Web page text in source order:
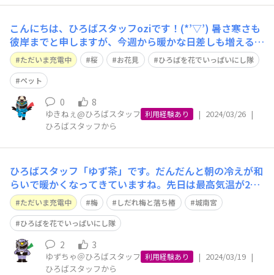
こんにちは、ひろばスタッフoziです！(*’▽’) 暑さ寒さも
彼岸までと申しますが、今週から暖かな日差しも増えるよ
うで、春の訪れを感じるようになりますね♪ ワタシは毎
年、通勤途中にある桜が徐々に咲いていく様子をみると、
今年も春がきたなぁ～と、少しほっこりした気持ちになり
ます(*‘∀‘) み
ただいま充電中 桜 お花見
ひろばを花でいっぱいにし隊
ペット
0 8
ゆきねぇ@ひろばスタッフ 利用経験あり | 2024/03/26 |
ひろばスタッフから
ひろばスタッフ「ゆず茶」です。だんだんと朝の冷えが和
らいで暖かくなってきていますね。先日は最高気温が2
0℃を超えるところもあったそうで、桜の開花もいよいよ
でしょうか。楽しみです♪ 毎年「そろそろ真冬の服装も
ちょっとな。春物のアイテム欲しいなあ」と思うのです
が、「三寒四温」の言葉どおりに暖かい日が
ただいま充電中 梅 しだれ梅と落ち椿
城南宮
ひろばを花でいっぱいにし隊
2 3
ゆずちゃ＠ひろばスタッフ 利用経験あり | 2024/03/19 |
ひろばスタッフから